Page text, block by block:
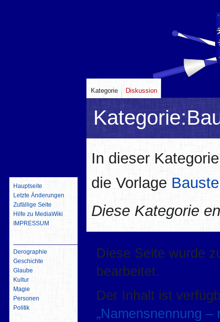
Kategorie:
Zur
Navigation
Zur
Suche
In dieser
die Vorlage
Diese Kategorie
Kategorie Diskussion
Hauptseite
Letzte Änderungen
Zufällige Seite
Hilfe zu MediaWiki
IMPRESSUM
Derographie
Geschichte
Glaube
Kultur
Magie
Personen
Politik
Diese Seite wurde
bearbeitet.
Der Inhalt ist
„Namensnennung